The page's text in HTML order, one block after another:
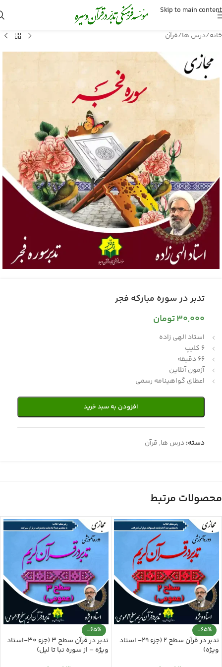
Skip to main content
خانه/درس ها/قرآن
تدبر در سوره مبارکه فجر
30,000تومان
استاد الهی زاده
6 کلیپ
66 دقیقه
آزمون آنلاین
اعطای گواهینامه رسمی
افزودن به سبد خرید
دسته:درس ها, قرآن
محصولات مرتبط
-65%
تدبر در قرآن سطح 2 (جزء 29- استاد
ویژه)
-65%
تدبر در قرآن سطح 3 (جزء 30-استاد
ویژه – از سوره نبا تا لیل)